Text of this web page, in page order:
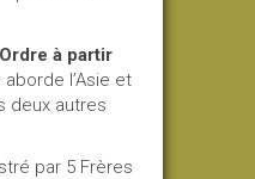
à partir
l’Asie et
deux autres
par 5 Frères